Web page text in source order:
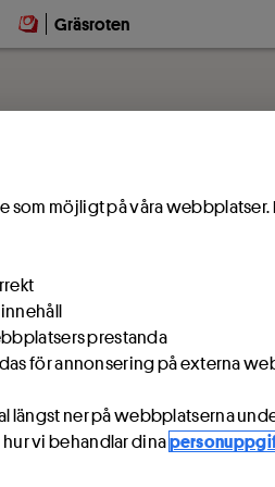
Gräsroten
som möjligt på våra webbplatser.
prestanda
för annonsering på externa
längst ner på webbplatserna
hur vi behandlar dina